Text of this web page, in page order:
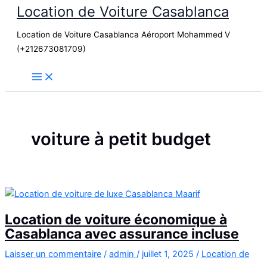
contenu
Location de Voiture Casablanca
Location de Voiture Casablanca Aéroport Mohammed V
(+212673081709)
voiture à petit budget
Location de voiture économique à
Casablanca avec assurance incluse
Laisser un commentaire / admin / juillet 1, 2025 / Location de